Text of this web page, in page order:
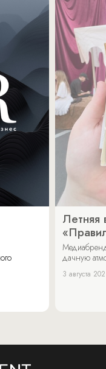
Летняя
дачную
3 августа